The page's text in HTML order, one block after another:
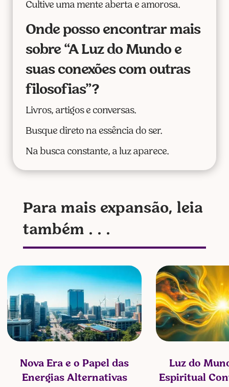
Cultive uma mente aberta e amorosa.
Onde posso encontrar mais
sobre “A Luz do Mundo e
suas conexões com outras
filosofias”?
Livros, artigos e conversas.
Busque direto na essência do ser.
Na busca constante, a luz aparece.
Para mais expansão, leia
também . . .
Nova Era e o Papel das
Energias Alternativas
Luz do
Espiritual